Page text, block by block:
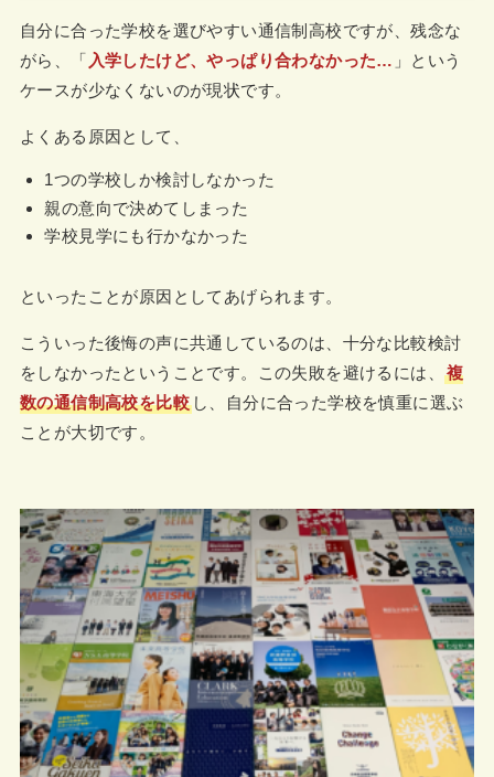
自分に合った学校を選びやすい通信制高校ですが、残念な
がら、「 入学したけど、やっぱり合わなかった… 」という
ケースが少なくないのが現状です。
よくある原因として、
1つの学校しか検討しなかった
親の意向で決めてしまった
学校見学にも行かなかった
といったことが原因としてあげられます。
こういった後悔の声に共通しているのは、十分な比較検討
をしなかったということです。この失敗を避けるには、
複
数の通信制高校を比較し、自分に合った学校を慎重に選ぶ
ことが大切です。